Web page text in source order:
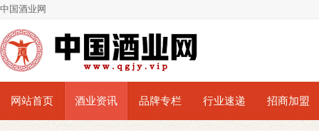
中国酒业网
网站首页 酒业资讯 品牌专栏 行业速递 招商加盟